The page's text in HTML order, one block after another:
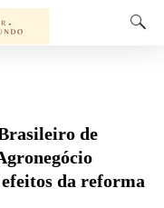
de
da reforma